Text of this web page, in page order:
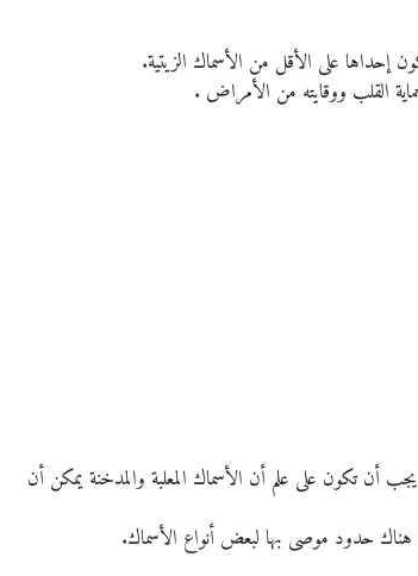
على الأقل من الأسماك الزيتية.
أن تكون على علم أن الأسماك المعلبة والمدخنة يمكن أن
حدود موصى بها لبعض أنواع الأسماك.